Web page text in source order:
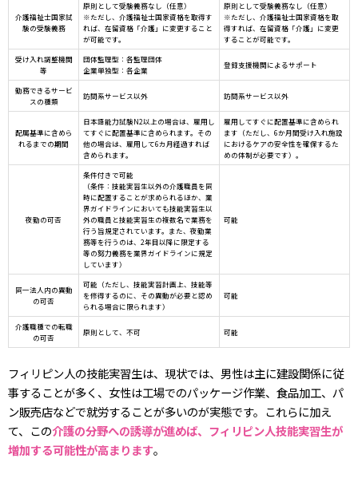
介護福祉士国家試
験の受験義務
原則として受験義務なし（任意）
※ただし、介護福祉士国家資格を取得す
れば、在留資格「介護」に変更すること
が可能です。
原則として受験義務なし（任意）
※ただし、介護福祉士国家資格を取
得すれば、在留資格「介護」に変更
することが可能です。
受け入れ調整機関
等
団体監理型：各監理団体
企業単独型：各企業
登録支援機関によるサポート
勤務できるサービ
スの種類
訪問系サービス以外 訪問系サービス以外
配属基準に含めら
れるまでの期間
日本語能力試験N2以上の場合は、雇用し
てすぐに配置基準に含められます。その
他の場合は、雇用して6カ月経過すれば
含められます。
雇用してすぐに配置基準に含められ
ます（ただし、6か月間受け入れ施設
におけるケアの安全性を確保するた
めの体制が必要です）。
夜勤の可否
条件付きで可能
（条件：技能実習生以外の介護職員を同
時に配置することが求められるほか、業
界ガイドラインにおいても技能実習生以
外の職員と技能実習生の複数名で業務を
行う旨規定されています。また、夜勤業
務等を行うのは、2年目以降に限定する
等の努力義務を業界ガイドラインに規定
しています）
可能
同一法人内の異動
の可否
可能（ただし、技能実習計画上、技能等
を修得するのに、その異動が必要と認め
られる場合に限られます）
可能
介護職種での転職
の可否
原則として、不可 可能
フィリピン人の技能実習生は、現状では、男性は主に建設関係に従
事することが多く、女性は工場でのパッケージ作業、食品加工、パ
ン販売店などで就労することが多いのが実態です。これらに加え
て、この介護の分野への誘導が進めば、フィリピン人技能実習生が
増加する可能性が高まります。